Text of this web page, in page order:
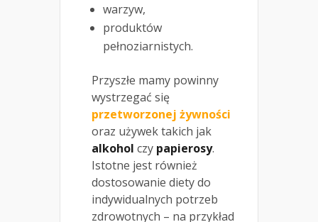
warzyw,
produktów
pełnoziarnistych.
Przyszłe mamy powinny
wystrzegać się
przetworzonej żywności
oraz używek takich jak
alkohol czy papierosy.
Istotne jest również
dostosowanie diety do
indywidualnych potrzeb
zdrowotnych – na przykład